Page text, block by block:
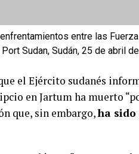
Salá, confirma que
incluidos los que
la Embajada, según
han acusado durante la
sus casas y “entablar
como escudos.